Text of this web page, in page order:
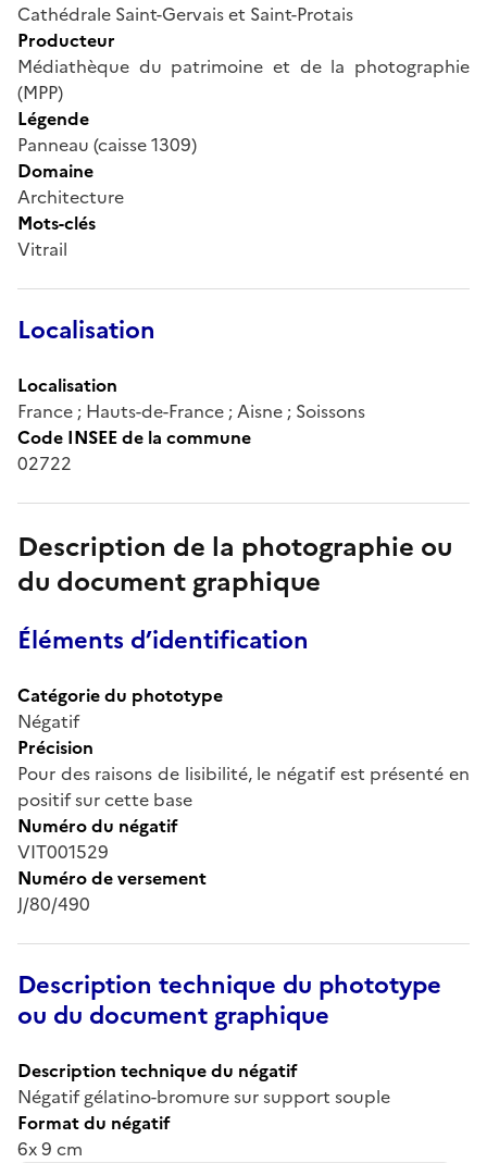
Cathédrale Saint-Gervais et Saint-Protais
Producteur
Médiathèque du patrimoine et de la photographie
(MPP)
Légende
Panneau (caisse 1309)
Domaine
Architecture
Mots-clés
Vitrail
Localisation
Localisation
France ; Hauts-de-France ; Aisne ; Soissons
Code INSEE de la commune
02722
Description de la photographie ou
du document graphique
Éléments d’identification
Catégorie du phototype
Négatif
Précision
Pour des raisons de lisibilité, le négatif est présenté en
positif sur cette base
Numéro du négatif
VIT001529
Numéro de versement
J/80/490
Description technique du phototype
ou du document graphique
Description technique du négatif
Négatif gélatino-bromure sur support souple
Format du négatif
6x 9 cm